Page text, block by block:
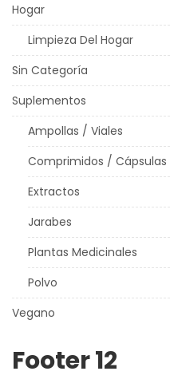
Hogar
Limpieza Del Hogar
Sin Categoría
Suplementos
Ampollas / Viales
Comprimidos / Cápsulas
Extractos
Jarabes
Plantas Medicinales
Polvo
Vegano
Footer 12